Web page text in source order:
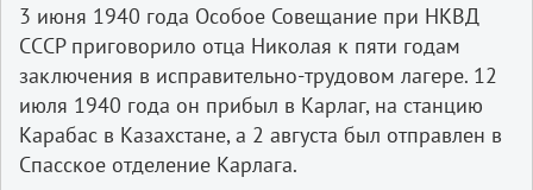
3 июня 1940 года Особое Совещание при НКВД
СССР приговорило отца Николая к пяти годам
заключения в исправительно-трудовом лагере. 12
июля 1940 года он прибыл в Карлаг, на станцию
Карабас в Казахстане, а 2 августа был отправлен в
Спасское отделение Карлага.